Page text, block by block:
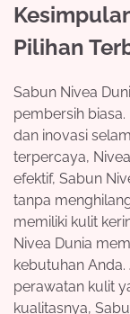
Pilihan
Sabun Nivea
pembersih
dan inovasi
terpercaya,
efektif, Sabun
tanpa
memiliki kulit
Nivea Dunia
kebutuhan
perawatan kulit
kualitasnya,